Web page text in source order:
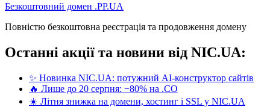
Безкоштовний домен .PP.UA
Повністю безкоштовна реєстрація та продовження домену
Останні акції та новини від NIC.UA:
✨ Новинка NIC.UA: потужний AI-конструктор сайтів
🔥 Лише до 20 серпня: −80% на .CO
☀️ Літня знижка на домени, хостинг і SSL у NIC.UA